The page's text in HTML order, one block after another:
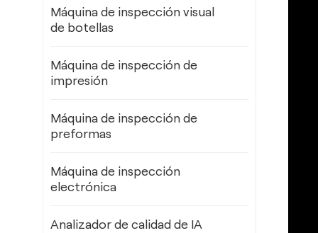
Máquina de inspección visual
de botellas
Máquina de inspección de
impresión
Máquina de inspección de
preformas
Máquina de inspección
electrónica
Analizador de calidad de IA